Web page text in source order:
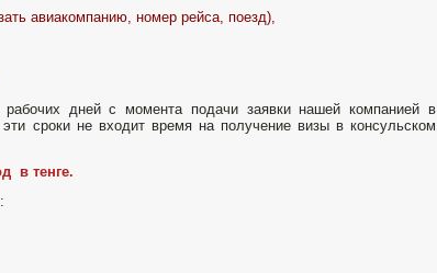
авиакомпанию, номер рейса, поезд),
дней с момента подачи заявки нашей компанией в
сроки не входит время на получение визы в консульском
в тенге.